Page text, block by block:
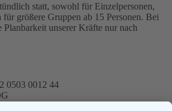
statt, sowohl für Einzelpersonen,
für größere Gruppen ab 15 Personen. Bei
Planbarkeit unserer Kräfte nur nach
0503 0012 44